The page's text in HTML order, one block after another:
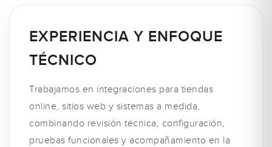
EXPERIENCIA Y ENFOQUE
TÉCNICO
Trabajamos en integraciones para tiendas
online, sitios web y sistemas a medida,
combinando revisión técnica, configuración,
pruebas funcionales y acompañamiento en la